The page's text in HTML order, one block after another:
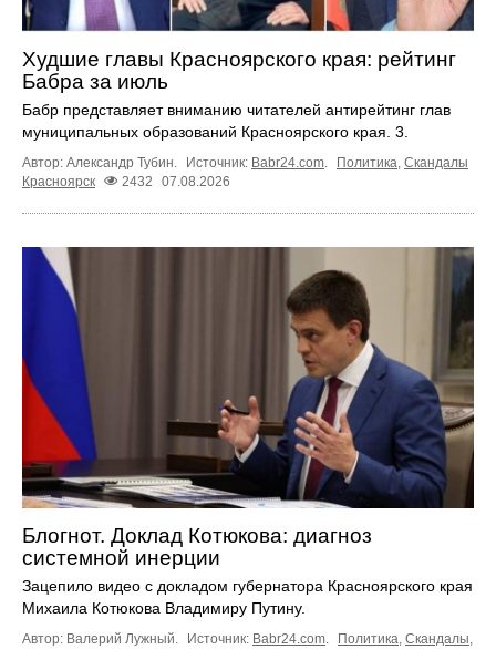
Худшие главы Красноярского края: рейтинг
Бабра за июль
Бабр представляет вниманию читателей антирейтинг глав
муниципальных образований Красноярского края. 3.
Автор: Александр Тубин. Источник: Babr24.com Политика Скандалы
Красноярск
2432 07.08.2026
Блогнот. Доклад Котюкова: диагноз
системной инерции
Зацепило видео с докладом губернатора Красноярского края
Михаила Котюкова Владимиру Путину.
Автор: Валерий Лужный. Источник: Babr24.com. Политика, Скандалы,